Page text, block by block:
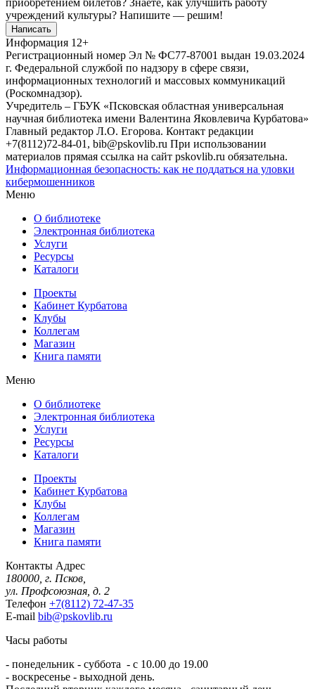
учреждений культуры? Напишите — решим!
Написать
Информация 12+
Регистрационный номер Эл № ФС77-87001 выдан 19.03.2024
г. Федеральной службой по надзору в сфере связи,
информационных технологий и массовых коммуникаций
(Роскомнадзор).
Учредитель – ГБУК «Псковская областная универсальная
научная библиотека имени Валентина Яковлевича Курбатова»
Главный редактор Л.О. Егорова. Контакт редакции
+7(8112)72-84-01, bib@pskovlib.ru При использовании
материалов прямая ссылка на сайт pskovlib.ru обязательна.
Информационная безопасность: как не поддаться на уловки
кибермошенников
Меню
О библиотеке
Электронная библиотека
Услуги
Ресурсы
Каталоги
Проекты
Кабинет Курбатова
Клубы
Коллегам
Магазин
Книга памяти
Меню
О библиотеке
Электронная библиотека
Услуги
Ресурсы
Каталоги
Проекты
Кабинет Курбатова
Клубы
Коллегам
Магазин
Книга памяти
Контакты Адрес
180000, г. Псков,
ул. Профсоюзная, д. 2
Телефон +7(8112) 72-47-35
E-mail bib@pskovlib.ru
Часы работы
- понедельник - суббота - с 10.00 до 19.00
- воскресенье - выходной день.